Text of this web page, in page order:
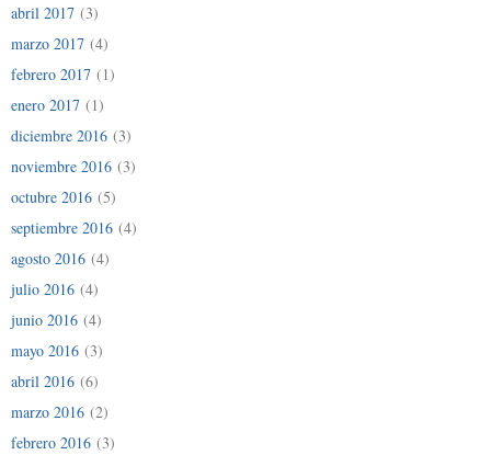
abril 2017 (3)
marzo 2017 (4)
febrero 2017 (1)
enero 2017 (1)
diciembre 2016 (3)
noviembre 2016 (3)
octubre 2016 (5)
septiembre 2016 (4)
agosto 2016 (4)
julio 2016 (4)
junio 2016 (4)
mayo 2016 (3)
abril 2016 (6)
marzo 2016 (2)
febrero 2016 (3)